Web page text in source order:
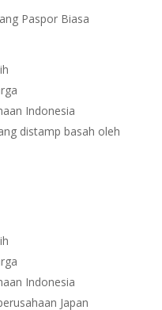
Paspor Biasa
Indonesia
distamp basah oleh
Indonesia
Japan